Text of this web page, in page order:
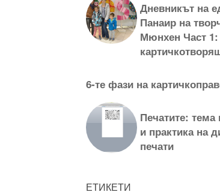
Дневникът на
Панаир на
Мюнхен Част
6-те фази на
Печатите:
и практика на
печати
ЕТИКЕТИ